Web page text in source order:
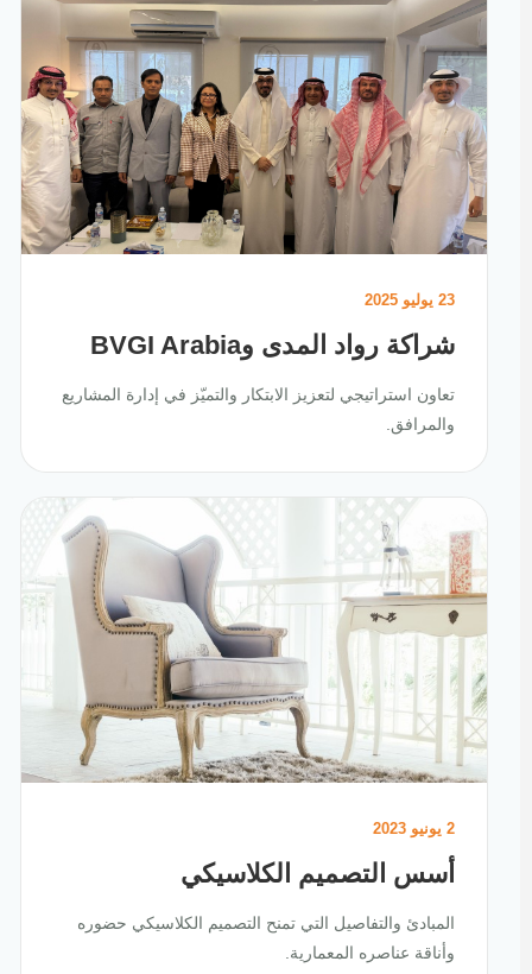
23 يوليو 2025
شراكة رواد المدى وBVGI Arabia
تعاون استراتيجي لتعزيز الابتكار والتميّز في إدارة المشاريع
والمرافق.
أسس التصميم الكلاسيكي
المبادئ والتفاصيل التي تمنح التصميم الكلاسيكي حضوره
وأناقة عناصره المعمارية.